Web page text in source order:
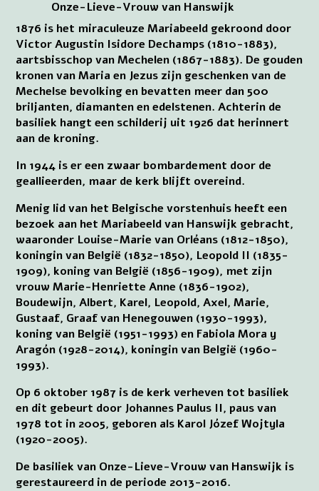
Onze-Lieve-Vrouw van Hanswijk
1876 is het miraculeuze Mariabeeld gekroond door
Victor Augustin Isidore Dechamps (1810-1883),
aartsbisschop van Mechelen (1867-1883). De gouden
kronen van Maria en Jezus zijn geschenken van de
Mechelse bevolking en bevatten meer dan 500
briljanten, diamanten en edelstenen. Achterin de
basiliek hangt een schilderij uit 1926 dat herinnert
aan de kroning.
In 1944 is er een zwaar bombardement door de
geallieerden, maar de kerk blijft overeind.
Menig lid van het Belgische vorstenhuis heeft een
bezoek aan het Mariabeeld van Hanswijk gebracht,
waaronder Louise-Marie van Orléans (1812-1850),
koningin van België (1832-1850), Leopold II (1835-
1909), koning van België (1856-1909), met zijn
vrouw Marie-Henriette Anne (1836-1902),
Boudewijn, Albert, Karel, Leopold, Axel, Marie,
Gustaaf, Graaf van Henegouwen (1930-1993),
koning van België (1951-1993) en Fabiola Mora y
Aragón (1928-2014), koningin van België (1960-
1993).
Op 6 oktober 1987 is de kerk verheven tot basiliek
en dit gebeurt door Johannes Paulus II, paus van
1978 tot in 2005, geboren als Karol Józef Wojtyla
(1920-2005).
De basiliek van Onze-Lieve-Vrouw van Hanswijk is
gerestaureerd in de periode 2013-2016.